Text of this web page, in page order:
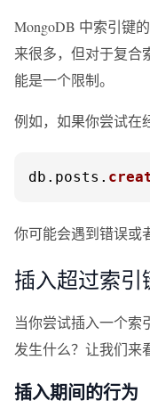
MongoDB 中索引键
来很多，但对于复合
能是一个限制。
例如，如果你尝试在
db. posts .
你可能会遇到错误或
插入超过索引
当你尝试插入一个索
发生什么？让我们来
插入期间的行为